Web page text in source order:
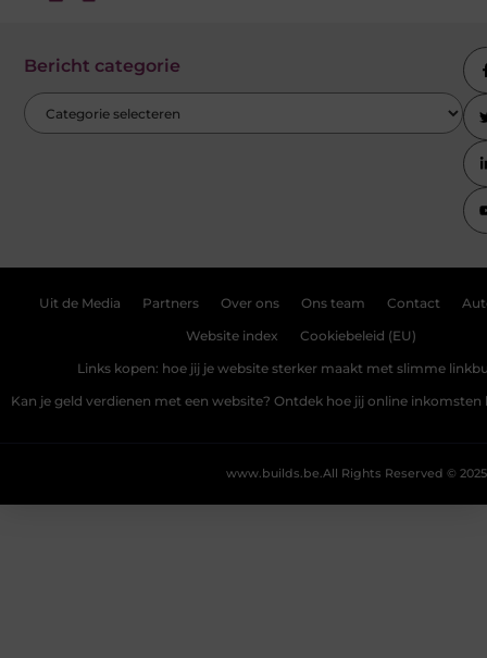
Bericht categorie
Uit de Media Partners Over ons Ons team Contact
Website index Cookiebeleid (EU)
Links kopen: hoe jij je website sterker maakt met slimme
Kan je geld verdienen met een website? Ontdek hoe jij online
All Rights Reserved © 2025
www.builds.be.